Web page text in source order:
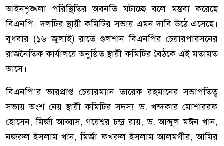
আইনশৃঙ্খলা পরিস্থিতির অবনতি ঘটাচ্ছে বলে মন্তব্য করেছে
বিএনপি। দলটির স্থায়ী কমিটির সভায় এমন দাবি উঠে এসেছে।
বুধবার (১৬ জুলাই) রাতে গুলশান বিএনপির চেয়ারপারসনের
রাজনৈতিক কার্যালয়ে অনুষ্ঠিত স্থায়ী কমিটির বৈঠকে এই মতামত
আসে।
বিএনপি’র ভারপ্রাপ্ত চেয়ারম্যান তারেক রহমানের সভাপতিত্ব
সভায় অংশ নেয় স্থায়ী কমিটির সদস্য ড. খন্দকার মোশাররফ
হোসেন, মির্জা আব্বাস, গয়েশ্বর চন্দ্র রায়, ড. আব্দুল মঈন খান,
নজরুল ইসলাম খান, মির্জা ফখরুল ইসলাম আলমগীর, আমির